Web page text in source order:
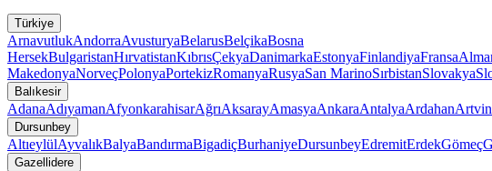
Türkiye
ArnavutlukAndorraAvusturyaBelarusBelçikaBosna
HersekBulgaristanHırvatistanKıbrısÇekyaDanimarkaEstonyaFinlandiyaFransa
MakedonyaNorveçPolonyaPortekizRomanyaRusyaSan MarinoSırbistanSlovakya
Balıkesir
AdanaAdıyamanAfyonkarahisarAğrıAksarayAmasyaAnkaraAntalyaArdahanArtvin
Dursunbey
AltıeylülAyvalıkBalyaBandırmaBigadiçBurhaniyeDursunbeyEdremitErdekGömeç
Gazellidere